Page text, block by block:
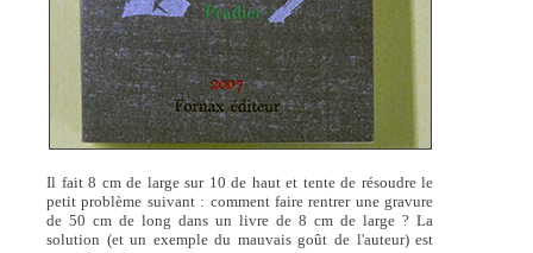
Il fait 8 cm de large sur 10 de haut et tente de résoudre le
petit problème suivant : comment faire rentrer une gravure
de 50 cm de long dans un livre de 8 cm de large ? La
solution (et un exemple du mauvais goût de l'auteur) est